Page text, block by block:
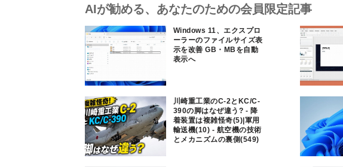
AIが勧める、あなたのための会員限定記事
Windows 11、エクスプロ
ーラーのファイルサイズ表
示を改善 GB・MBを自動
表示へ
川崎重工業のC-2とKC/C-
390の脚はなぜ違う? - 降
着装置は複雑怪奇(5)|軍用
輸送機(10) - 航空機の技術
とメカニズムの裏側(549)